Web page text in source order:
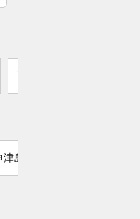
高砂港
島村